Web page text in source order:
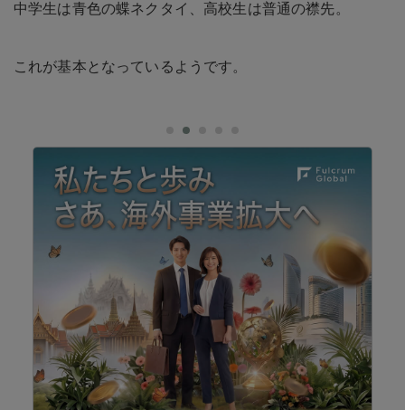
中学生は青色の蝶ネクタイ、高校生は普通の襟先。
これが基本となっているようです。